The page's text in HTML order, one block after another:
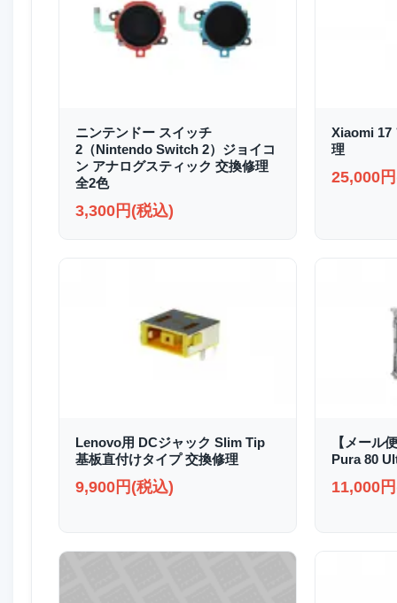
ニンテンドー スイッチ
2（Nintendo Switch 2）ジョイコ
ン アナログスティック 交換修理
全2色
3,300円(税込)
Xiaomi 17
理
25,000
Lenovo用 DCジャック Slim Tip
基板直付けタイプ 交換修理
9,900円(税込)
【メール
Pura 80
11,000